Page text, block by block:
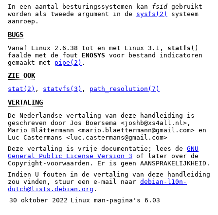
In een aantal besturingssystemen kan fsid gebruikt
worden als tweede argument in de sysfs(2)
systeem
aanroep.
BUGS
Vanaf Linux 2.6.38 tot en met Linux 3.1, statfs ()
faalde met de fout ENOSYS voor bestand indicatoren
gemaakt met pipe(2) .
ZIE OOK
stat(2) , statvfs(3) , path_resolution(7)
VERTALING
De Nederlandse vertaling van deze handleiding is
geschreven door Jos Boersema <joshb@xs4all.nl>,
Mario Blättermann <mario.blaettermann@gmail.com> en
Luc Castermans <luc.castermans@gmail.com>
Deze vertaling is vrije documentatie; lees de GNU
General Public License Version 3 of later over de
Copyright-voorwaarden. Er is geen AANSPRAKELIJKHEID.
Indien U fouten in de vertaling van deze handleiding
zou vinden, stuur een e-mail naar debian-l10n-
dutch@lists.debian.org .
30 oktober 2022 Linux man-pagina's 6.03